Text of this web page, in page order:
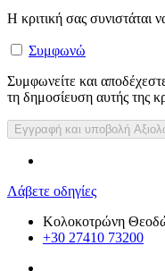
Η κριτική σας συνιστάται
Συμφωνώ
Συμφωνείτε και
τη δημοσίευση αυτής της
Λάβετε οδηγίες
Κολοκοτρώνη
+30 27410 73200